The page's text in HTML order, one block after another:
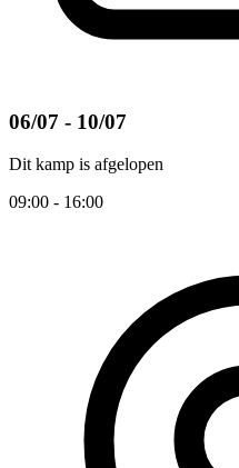
06/07 - 10/07
Dit kamp is afgelopen
09:00 - 16:00